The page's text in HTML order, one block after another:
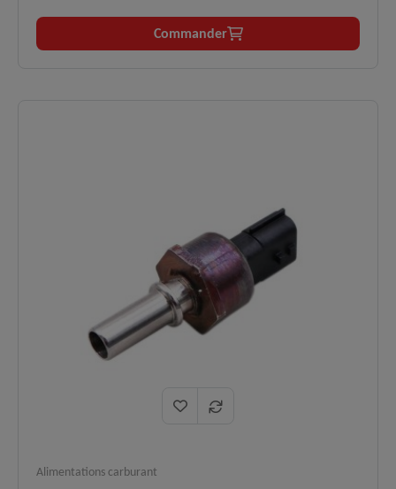
de l'injection Common Rail sur les moteurs 1.5 Blue
dCi K9K Euro 6.
En stock, expédition immédiate,
livraison express 48h.
Commander
Alimentations carburant